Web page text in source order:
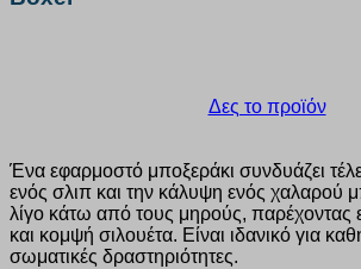
Δες το προϊόν
Ένα εφαρμοστό μποξεράκι συνδυάζει
ενός σλιπ και την κάλυψη ενός χαλαρού
λίγο κάτω από τους μηρούς, παρέχοντας
και κομψή σιλουέτα. Είναι ιδανικό για
σωματικές δραστηριότητες.